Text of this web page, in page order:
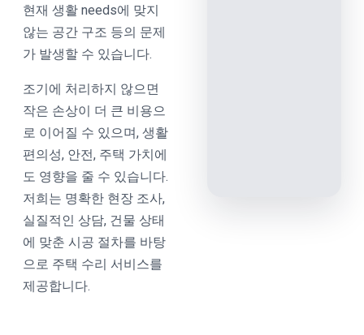
현재 생활 needs에 맞지
않는 공간 구조 등의 문제
가 발생할 수 있습니다.
조기에 처리하지 않으면
작은 손상이 더 큰 비용으
로 이어질 수 있으며, 생활
편의성, 안전, 주택 가치에
도 영향을 줄 수 있습니다.
저희는 명확한 현장 조사,
실질적인 상담, 건물 상태
에 맞춘 시공 절차를 바탕
으로 주택 수리 서비스를
제공합니다.